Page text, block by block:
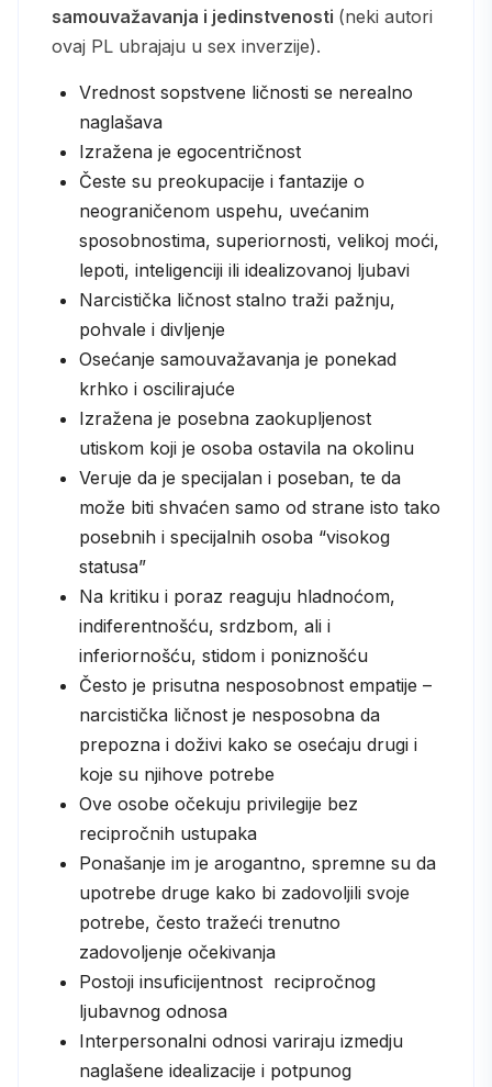
samouvažavanja i jedinstvenosti (neki autori
ovaj PL ubrajaju u sex inverzije).
Vrednost sopstvene ličnosti se nerealno
naglašava
Izražena je egocentričnost
Česte su preokupacije i fantazije o
neograničenom uspehu, uvećanim
sposobnostima, superiornosti, velikoj moći,
lepoti, inteligenciji ili idealizovanoj ljubavi
Narcistička ličnost stalno traži pažnju,
pohvale i divljenje
Osećanje samouvažavanja je ponekad
krhko i oscilirajuće
Izražena je posebna zaokupljenost
utiskom koji je osoba ostavila na okolinu
Veruje da je specijalan i poseban, te da
može biti shvaćen samo od strane isto tako
posebnih i specijalnih osoba “visokog
statusa”
Na kritiku i poraz reaguju hladnoćom,
indiferentnošću, srdzbom, ali i
inferiornošću, stidom i poniznošću
Često je prisutna nesposobnost empatije –
narcistička ličnost je nesposobna da
prepozna i doživi kako se osećaju drugi i
koje su njihove potrebe
Ove osobe očekuju privilegije bez
recipročnih ustupaka
Ponašanje im je arogantno, spremne su da
upotrebe druge kako bi zadovoljili svoje
potrebe, često tražeći trenutno
zadovoljenje očekivanja
Postoji insuficijentnost recipročnog
ljubavnog odnosa
Interpersonalni odnosi variraju izmedju
naglašene idealizacije i potpunog